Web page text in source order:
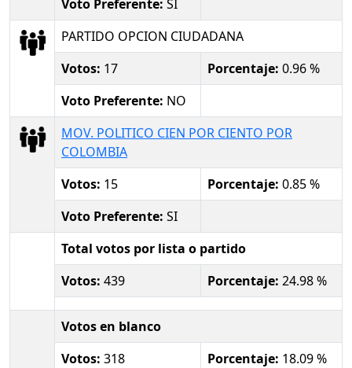
Voto Preferente: SI
PARTIDO OPCION CIUDADANA
Votos: 17 Porcentaje: 0.96 %
Voto Preferente: NO
MOV. POLITICO CIEN POR CIENTO POR
COLOMBIA
Votos: 15 Porcentaje: 0.85 %
Voto Preferente: SI
Total votos por lista o partido
Votos: 439 Porcentaje: 24.98 %
Votos en blanco
Votos: 318 Porcentaje: 18.09 %